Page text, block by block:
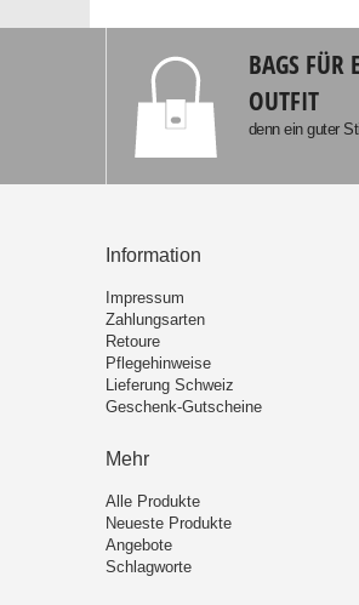
BAGS FÜR
OUTFIT
denn ein guter
Information
Impressum
Zahlungsarten
Retoure
Pflegehinweise
Lieferung Schweiz
Geschenk-Gutscheine
Mehr
Alle Produkte
Neueste Produkte
Angebote
Schlagworte